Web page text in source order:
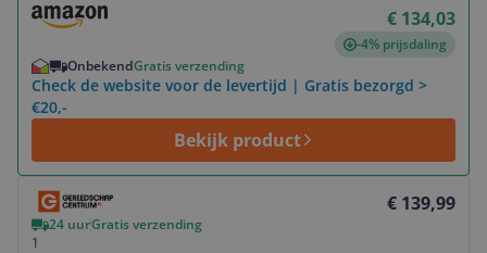
€ 134,03
-4% prijsdaling
OnbekendGratis verzending
Check de website voor de levertijd | Gratis bezorgd >
€20,-
Bekijk product
€ 139,99
24 uurGratis verzending
1
Bekijk product